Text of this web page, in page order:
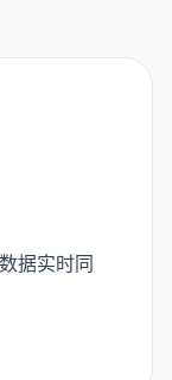
据实时同